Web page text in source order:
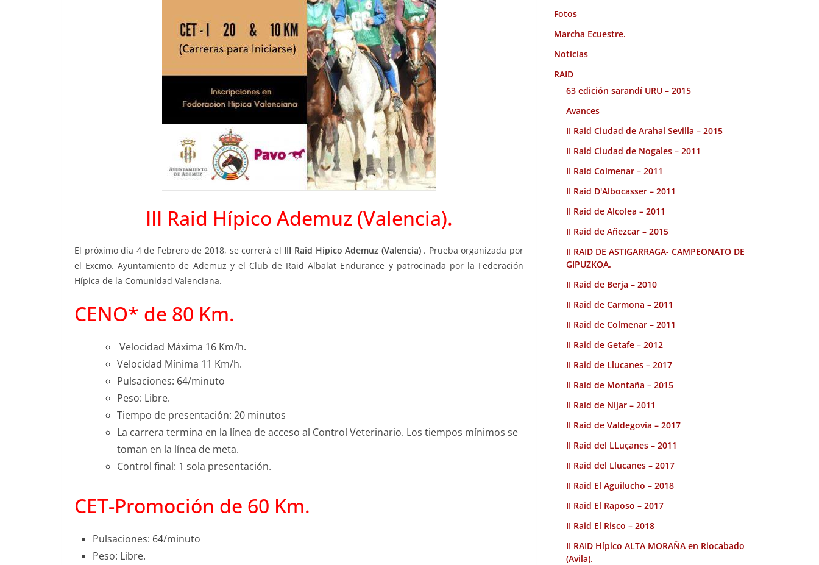
III Raid Hípico Ademuz (Valencia).
El próximo día 4 de Febrero de 2018, se correrá el III Raid Hípico Ademuz (Valencia) . Prueba organizada por
el Excmo. Ayuntamiento de Ademuz y el Club de Raid Albalat Endurance y patrocinada por la Federación
Hípica de la Comunidad Valenciana.
CENO* de 80 Km.
Velocidad Máxima 16 Km/h.
Velocidad Mínima 11 Km/h.
Pulsaciones: 64/minuto
Peso: Libre.
Tiempo de presentación: 20 minutos
La carrera termina en la línea de acceso al Control Veterinario. Los tiempos mínimos se
toman en la línea de meta.
Control final: 1 sola presentación.
CET-Promoción de 60 Km.
Pulsaciones: 64/minuto
Peso: Libre.
Fotos
Marcha Ecuestre.
Noticias
RAID
63 edición sarandí URU – 2015
Avances
II Raid Ciudad de Arahal Sevilla – 2015
II Raid Ciudad de Nogales – 2011
II Raid Colmenar – 2011
II Raid D'Albocasser – 2011
II Raid de Alcolea – 2011
II Raid de Añezcar – 2015
II RAID DE ASTIGARRAGA- CAMPEONATO DE
GIPUZKOA.
II Raid de Berja – 2010
II Raid de Carmona – 2011
II Raid de Colmenar – 2011
II Raid de Getafe – 2012
II Raid de Llucanes – 2017
II Raid de Montaña – 2015
II Raid de Nijar – 2011
II Raid de Valdegovía – 2017
II Raid del LLuçanes – 2011
II Raid del Llucanes – 2017
II Raid El Aguilucho – 2018
II Raid El Raposo – 2017
II Raid El Risco – 2018
II RAID Hípico ALTA MORAÑA en Riocabado
(Avila).